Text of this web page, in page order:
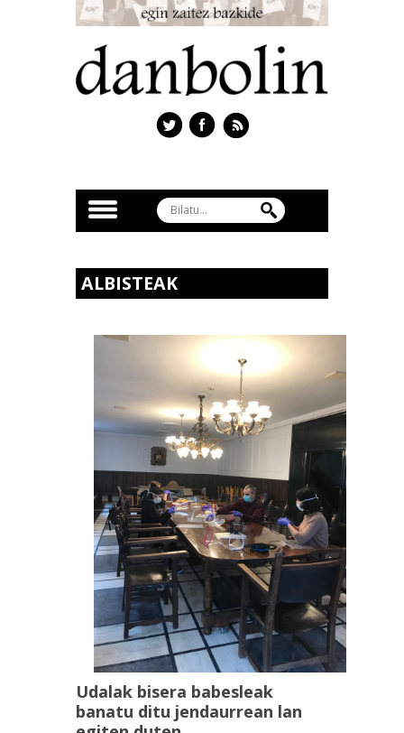
ALBISTEAK
Udalak bisera babesleak
banatu ditu jendaurrean lan